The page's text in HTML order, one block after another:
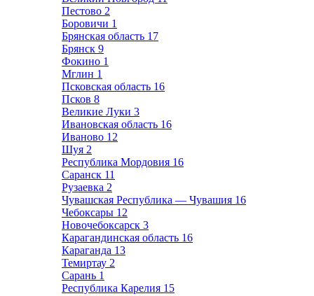
Пестово 2
Боровичи 1
Брянская область 17
Брянск 9
Фокино 1
Мглин 1
Псковская область 16
Псков 8
Великие Луки 3
Ивановская область 16
Иваново 12
Шуя 2
Республика Мордовия 16
Саранск 11
Рузаевка 2
Чувашская Республика — Чувашия 16
Чебоксары 12
Новочебоксарск 3
Карагандинская область 16
Караганда 13
Темиртау 2
Сарань 1
Республика Карелия 15